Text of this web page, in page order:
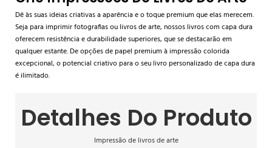
Dê às suas ideias criativas a aparência e o toque premium que elas merecem.
Seja para imprimir fotografias ou livros de arte, nossos livros com capa dura
oferecem resistência e durabilidade superiores, que se destacarão em
qualquer estante. De opções de papel premium à impressão colorida
excepcional, o potencial criativo para o seu livro personalizado de capa dura
é ilimitado.
Detalhes Do Produto
Impressão de livros de arte